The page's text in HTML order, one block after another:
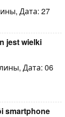
Дата: 27
jest wielki
Дата: 06
smartphone